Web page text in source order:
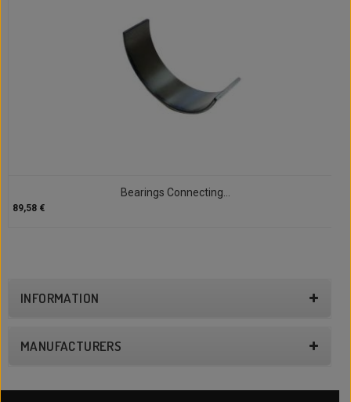
Bearings Connecting...
89,58 €
INFORMATION
MANUFACTURERS